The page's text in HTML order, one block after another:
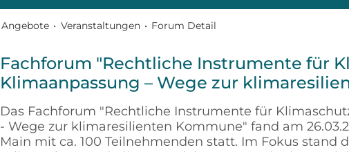
Angebote • Veranstaltungen • Forum Detail
Fachforum "Rechtliche Instrumente für
Klimaanpassung – Wege zur
Das Fachforum "Rechtliche Instrumente für
- Wege zur klimaresilienten Kommune" fand am
Main mit ca. 100 Teilnehmenden statt. Im Fokus stand